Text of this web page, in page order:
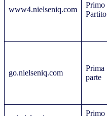
www4.nielseniq.com
Primo
Partito
go.nielseniq.com
Prima
parte
Primo